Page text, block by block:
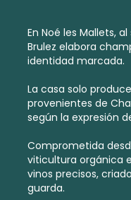
En Noé les Mallets,
Brulez elabora
identidad marcada.
La casa solo produce
provenientes de
según la expresión
Comprometida
viticultura orgánica
vinos precisos,
guarda.